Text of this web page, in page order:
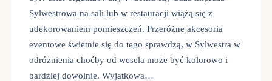
Sylwestrowa na sali lub w restauracji wiążą się z
udekorowaniem pomieszczeń. Przeróżne akcesoria
eventowe świetnie się do tego sprawdzą, w Sylwestra w
odróżnienia choćby od wesela może być kolorowo i
bardziej dowolnie. Wyjątkowa…